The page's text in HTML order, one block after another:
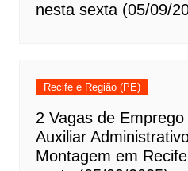
nesta sexta (05/09/
Recife e Região (PE)
2 Vagas de
Auxiliar
Montagem em